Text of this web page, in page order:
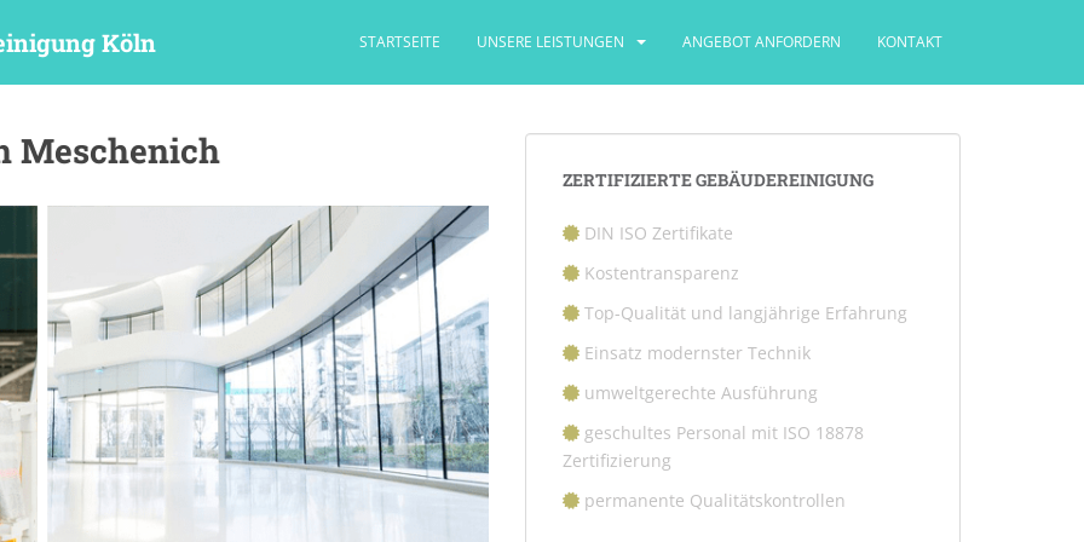
Köln STARTSEITE UNSERE LEISTUNGEN ANGEBOT ANFORDERN KONTAKT
Meschenich
ZERTIFIZIERTE GEBÄUDEREINIGUNG
DIN ISO Zertifikate
Kostentransparenz
Top-Qualität und langjährige Erfahrung
Einsatz modernster Technik
umweltgerechte Ausführung
geschultes Personal mit ISO 18878
Zertifizierung
permanente Qualitätskontrollen